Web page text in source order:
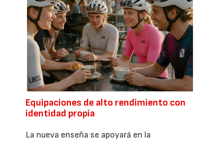
Equipaciones de alto rendimiento con
identidad propia
La nueva enseña se apoyará en la